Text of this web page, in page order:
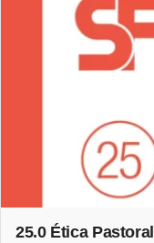
25.0 Ética Pastoral